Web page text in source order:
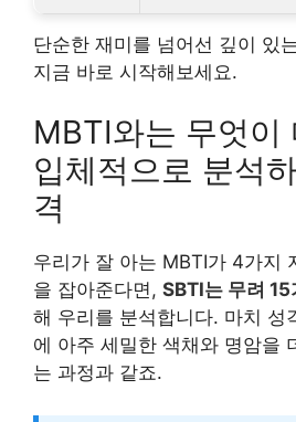
단순한 재미를 넘어선 깊이 있
지금 바로 시작해보세요.
MBTI와는 무엇이
입체적으로 분석
격
우리가 잘 아는 MBTI가 4가지
을 잡아준다면, SBTI는 무려 15
해 우리를 분석합니다. 마치 성
에 아주 세밀한 색채와 명암을
는 과정과 같죠.